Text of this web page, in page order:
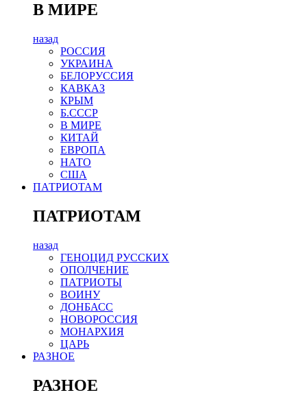
В МИРЕ
назад
РОСCИЯ
УКРАИНА
БЕЛОРУССИЯ
КАВКАЗ
КРЫМ
Б.СССР
В МИРЕ
КИТАЙ
ЕВРОПА
НАТО
США
ПАТРИОТАМ
ПАТРИОТАМ
назад
ГЕНОЦИД РУССКИХ
ОПОЛЧЕНИЕ
ПАТРИОТЫ
ВОИНУ
ДОНБАСС
НОВОРОССИЯ
МОНАРХИЯ
ЦАРЬ
РАЗНОЕ
РАЗНОЕ